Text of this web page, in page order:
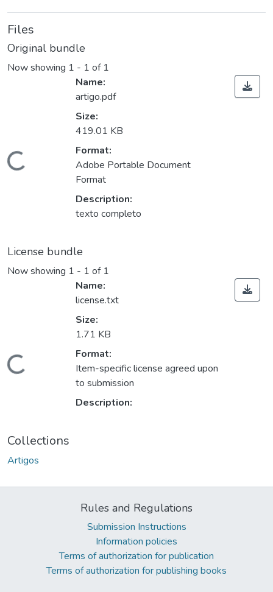
Files
Original bundle
Now showing 1 - 1 of 1
Name:
artigo.pdf
Size:
419.01 KB
Format:
Adobe Portable Document
Format
Description:
texto completo
License bundle
Now showing 1 - 1 of 1
Name:
license.txt
Size:
1.71 KB
Format:
Item-specific license agreed upon
to submission
Description:
Collections
Artigos
Rules and Regulations
Submission Instructions
Information policies
Terms of authorization for publication
Terms of authorization for publishing books